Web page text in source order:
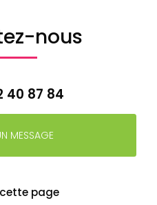
nous
40 87 84
MESSAGE
page